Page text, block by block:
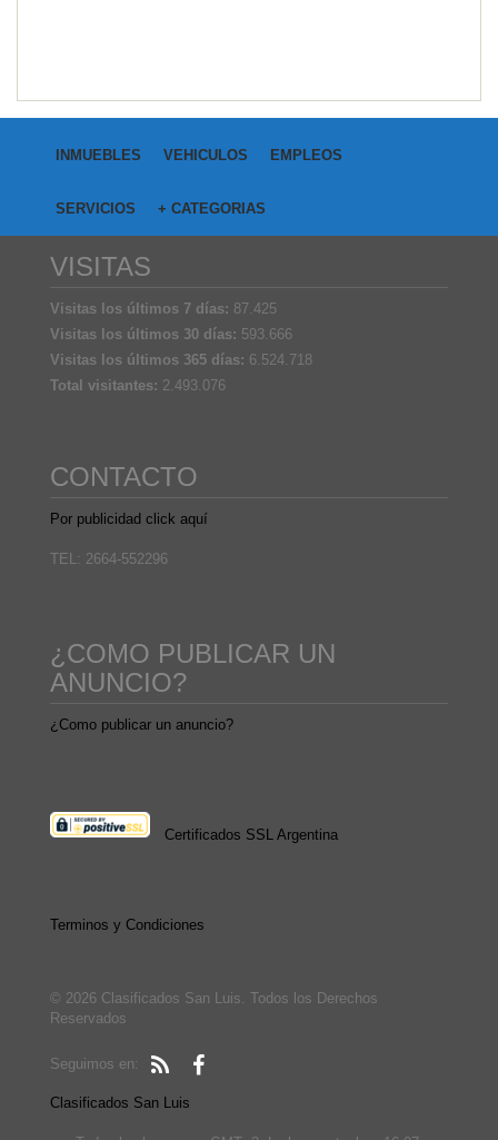
INMUEBLES VEHICULOS EMPLEOS
SERVICIOS + CATEGORIAS
VISITAS
Visitas los últimos 7 días: 87.425
Visitas los últimos 30 días: 593.666
Visitas los últimos 365 días: 6.524.718
Total visitantes: 2.493.076
CONTACTO
Por publicidad click aquí
TEL: 2664-552296
¿COMO PUBLICAR UN
ANUNCIO?
¿Como publicar un anuncio?
Certificados SSL Argentina
Terminos y Condiciones
© 2026 Clasificados San Luis. Todos los Derechos
Reservados
Seguimos en:
Clasificados San Luis